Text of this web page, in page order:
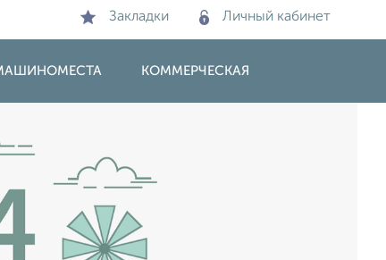
Закладки Личный кабинет
КОММЕРЧЕСКАЯ